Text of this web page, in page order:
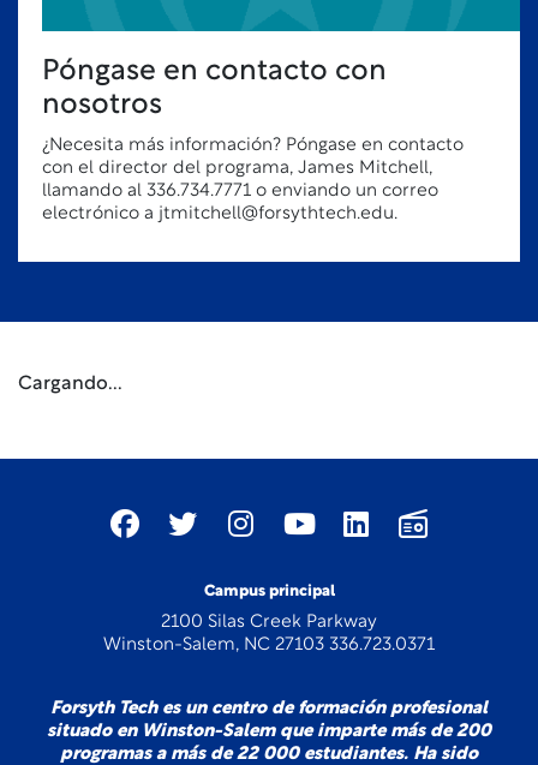
Póngase en contacto con
nosotros
¿Necesita más información? Póngase en contacto
con el director del programa, James Mitchell,
llamando al 336.734.7771 o enviando un correo
electrónico a jtmitchell@forsythtech.edu.
Cargando...
Campus principal
2100 Silas Creek Parkway
Winston-Salem, NC 27103 336.723.0371
Forsyth Tech es un centro de formación profesional
situado en Winston-Salem que imparte más de 200
programas a más de 22 000 estudiantes. Ha sido